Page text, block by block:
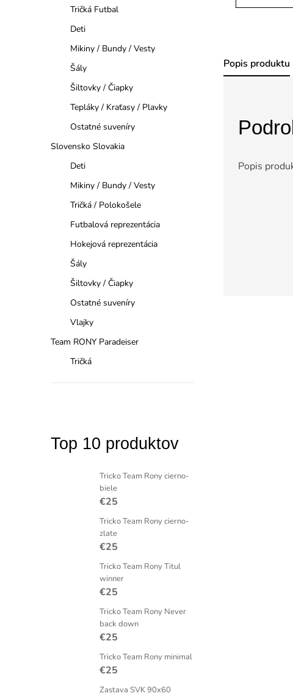
Tričká Futbal
Deti
Mikiny / Bundy / Vesty
Šály
Šiltovky / Čiapky
Tepláky / Kraťasy / Plavky
Ostatné suveníry
Slovensko Slovakia
Deti
Mikiny / Bundy / Vesty
Tričká / Polokošele
Futbalová reprezentácia
Hokejová reprezentácia
Šály
Šiltovky / Čiapky
Ostatné suveníry
Vlajky
Team RONY Paradeiser
Tričká
Top 10 produktov
Tricko Team Rony cierno-
biele
€25
Tricko Team Rony cierno-
zlate
€25
Tricko Team Rony Titul
winner
€25
Tricko Team Rony Never
back down
€25
Tricko Team Rony minimal
€25
Zastava SVK 90x60
Popis produktu
Popis